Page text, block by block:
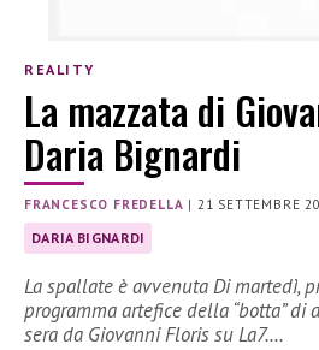
REALITY
La mazzata di
Daria Bignardi
FRANCESCO FREDELLA | 21 SETTEMBRE
DARIA BIGNARDI
La spallate è avvenuta Di martedì,
programma artefice della “botta”
sera da Giovanni Floris su La7.…